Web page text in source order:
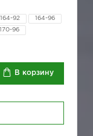
164-92 164-96
170-96
В корзину